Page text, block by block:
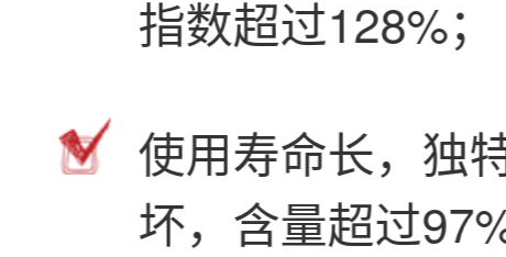
指数超过128%；
使用寿命长，独
坏，含量超过